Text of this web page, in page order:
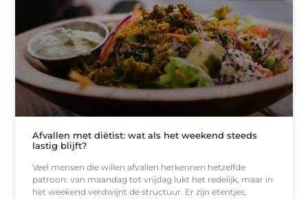
Afvallen met diëtist: wat als het weekend steeds
lastig blijft?
Veel mensen die willen afvallen herkennen hetzelfde
patroon: van maandag tot vrijdag lukt het redelijk, maar in
het weekend verdwijnt de structuur. Er zijn etentjes,